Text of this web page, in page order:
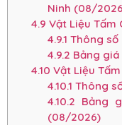
Ninh (08/
4.9 Vật Liệu Tấm
4.9.1 Thông số
4.9.2 Bảng
4.10 Vật Liệu
4.10.1 Thông
4.10.2 Bảng
(08/2026)